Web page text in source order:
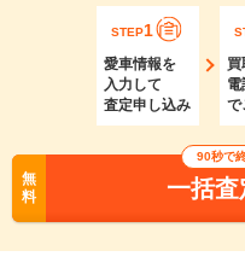
STEP1
愛車情報を
入力して
査定申し込み
買
電
で
無
料
90秒で
一括査